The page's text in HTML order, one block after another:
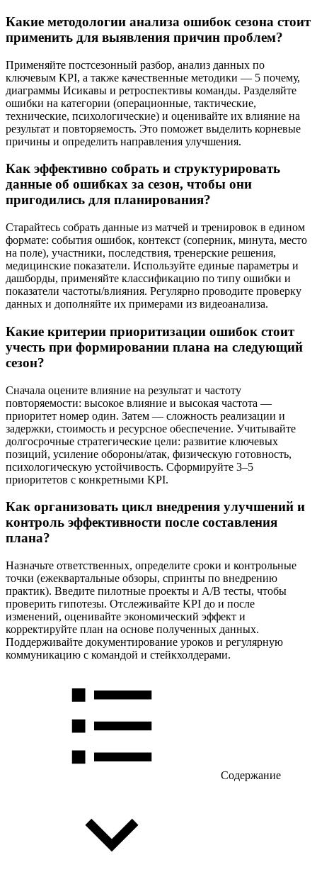
Какие методологии анализа ошибок сезона стоит
применить для выявления причин проблем?
Применяйте постсезонный разбор, анализ данных по
ключевым KPI, а также качественные методики — 5 почему,
диаграммы Исикавы и ретроспективы команды. Разделяйте
ошибки на категории (операционные, тактические,
технические, психологические) и оценивайте их влияние на
результат и повторяемость. Это поможет выделить корневые
причины и определить направления улучшения.
Как эффективно собрать и структурировать
данные об ошибках за сезон, чтобы они
пригодились для планирования?
Старайтесь собрать данные из матчей и тренировок в едином
формате: события ошибок, контекст (соперник, минута, место
на поле), участники, последствия, тренерские решения,
медицинские показатели. Используйте единые параметры и
дашборды, применяйте классификацию по типу ошибки и
показатели частоты/влияния. Регулярно проводите проверку
данных и дополняйте их примерами из видеоанализа.
Какие критерии приоритизации ошибок стоит
учесть при формировании плана на следующий
сезон?
Сначала оцените влияние на результат и частоту
повторяемости: высокое влияние и высокая частота —
приоритет номер один. Затем — сложность реализации и
задержки, стоимость и ресурсное обеспечение. Учитывайте
долгосрочные стратегические цели: развитие ключевых
позиций, усиление обороны/атак, физическую готовность,
психологическую устойчивость. Сформируйте 3–5
приоритетов с конкретными KPI.
Как организовать цикл внедрения улучшений и
контроль эффективности после составления
плана?
Назначьте ответственных, определите сроки и контрольные
точки (ежеквартальные обзоры, спринты по внедрению
практик). Введите пилотные проекты и A/B тесты, чтобы
проверить гипотезы. Отслеживайте KPI до и после
изменений, оценивайте экономический эффект и
корректируйте план на основе полученных данных.
Поддерживайте документирование уроков и регулярную
коммуникацию с командой и стейкхолдерами.
Содержание